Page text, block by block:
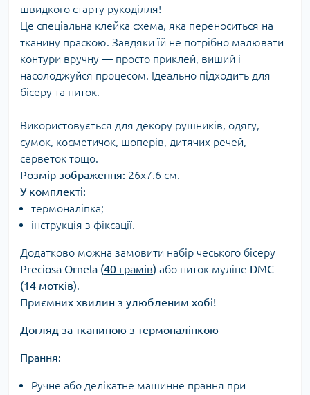
швидкого старту рукоділля!
Це спеціальна клейка схема, яка переноситься на
тканину праскою. Завдяки їй не потрібно малювати
контури вручну — просто приклей, виший і
насолоджуйся процесом. Ідеально підходить для
бісеру та ниток.
Використовується для декору рушників, одягу,
сумок, косметичок, шоперів, дитячих речей,
серветок тощо.
Розмір зображення: 26х7.6 см.
У комплекті:
термоналіпка;
інструкція з фіксації.
Додатково можна замовити набір чеського бісеру
Preciosa Ornela (40 грамів) або ниток муліне DMC
(14 мотків).
Приємних хвилин з улюбленим хобі!
Догляд за тканиною з термоналіпкою
Прання:
Ручне або делікатне машинне прання при